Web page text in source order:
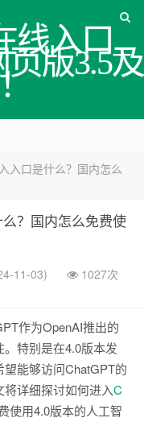
线入口_
版3.5及
入口是什么？国内怎么
？国内怎么免费使
11-03)
1027次
作为OpenAI推出的
特别是在4.0版本发
能够访问ChatGPT的
详细探讨如何进入C
使用4.0版本的人工智